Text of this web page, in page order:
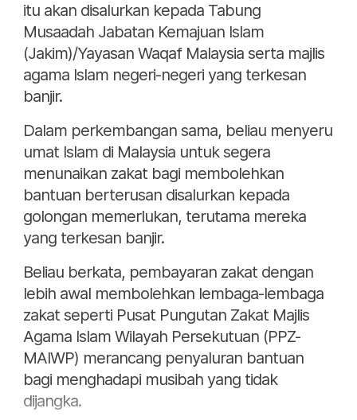
itu akan disalurkan kepada Tabung
Musaadah Jabatan Kemajuan Islam
(Jakim)/Yayasan Waqaf Malaysia serta majlis
agama Islam negeri-negeri yang terkesan
banjir.
Dalam perkembangan sama, beliau menyeru
umat Islam di Malaysia untuk segera
menunaikan zakat bagi membolehkan
bantuan berterusan disalurkan kepada
golongan memerlukan, terutama mereka
yang terkesan banjir.
Beliau berkata, pembayaran zakat dengan
lebih awal membolehkan lembaga-lembaga
zakat seperti Pusat Pungutan Zakat Majlis
Agama Islam Wilayah Persekutuan (PPZ-
MAIWP) merancang penyaluran bantuan
bagi menghadapi musibah yang tidak
dijangka.